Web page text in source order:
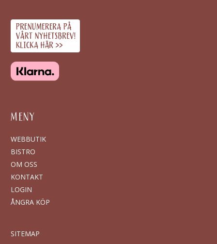
MENY
WEBBUTIK
BISTRO
OM OSS
KONTAKT
LOGIN
ÅNGRA KÖP
SITEMAP